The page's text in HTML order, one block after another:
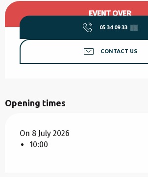
Opening hours & contact details
EVENT OVER
05 34 09 33 ▒▒
CONTACT US
Opening times
On 8 July 2026
10:00